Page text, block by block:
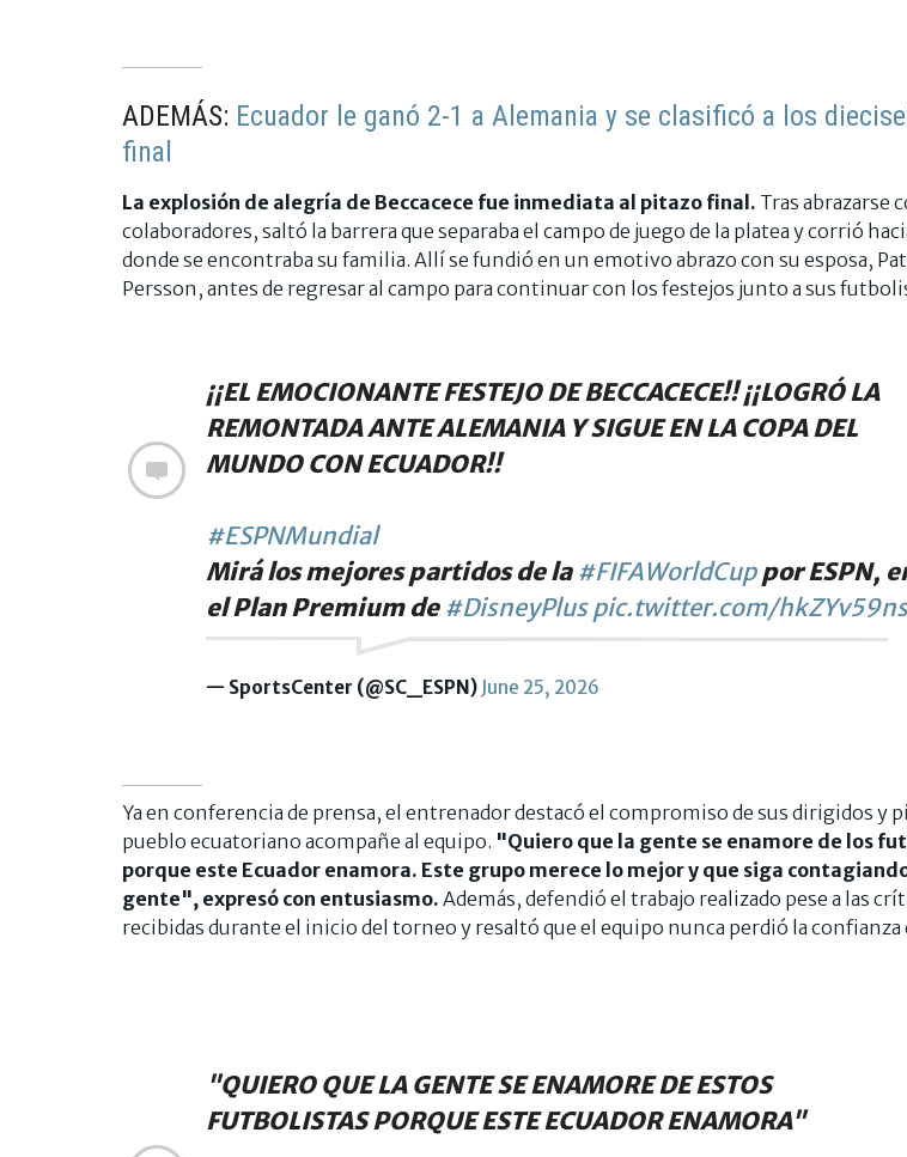
ADEMÁS: Ecuador le ganó 2-1 a Alemania y se clasificó a los
final
La explosión de alegría de Beccacece fue inmediata al pitazo final. Tras abrazarse
colaboradores, saltó la barrera que separaba el campo de juego de la platea y corrió
donde se encontraba su familia. Allí se fundió en un emotivo abrazo con su esposa,
Persson, antes de regresar al campo para continuar con los festejos junto a sus
¡¡EL EMOCIONANTE FESTEJO DE BECCACECE!! ¡¡LOGRÓ LA
REMONTADA ANTE ALEMANIA Y SIGUE EN LA COPA DEL
MUNDO CON ECUADOR!!
#ESPNMundial
Mirá los mejores partidos de la #FIFAWorldCuppor ESPN,
el Plan Premium de #DisneyPlus pic.twitter.com/
— SportsCenter (@SC_ESPN) June 25, 2026
Ya en conferencia de prensa, el entrenador destacó el compromiso de sus dirigidos y
pueblo ecuatoriano acompañe al equipo. "Quiero que la gente se enamore de los
porque este Ecuador enamora. Este grupo merece lo mejor y que siga
gente", expresó con entusiasmo. Además, defendió el trabajo realizado pese a las
recibidas durante el inicio del torneo y resaltó que el equipo nunca perdió la confianza
"QUIERO QUE LA GENTE SE ENAMORE DE ESTOS
FUTBOLISTAS PORQUE ESTE ECUADOR ENAMORA"